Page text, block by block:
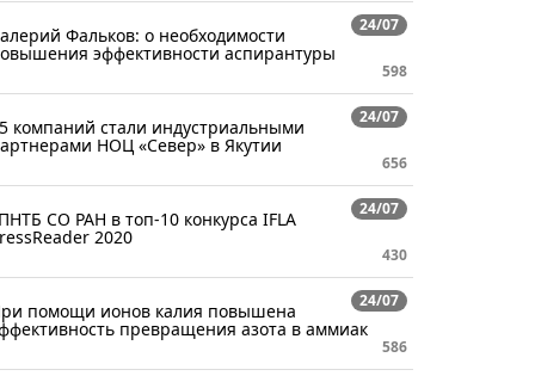
24/07
Фальков: о необходимости
эффективности аспирантуры
598
24/07
компаний стали индустриальными
НОЦ «Север» в Якутии
656
24/07
СО РАН в топ-10 конкурса IFLA
2020
430
24/07
помощи ионов калия повышена
превращения азота в аммиак
586